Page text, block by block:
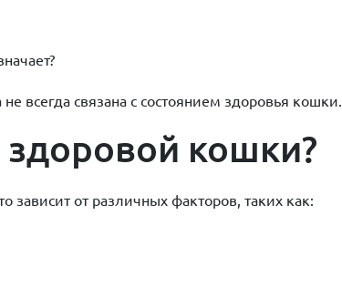
всегда связана с состоянием здоровья кошки.
кошки?
от различных факторов, таких как: